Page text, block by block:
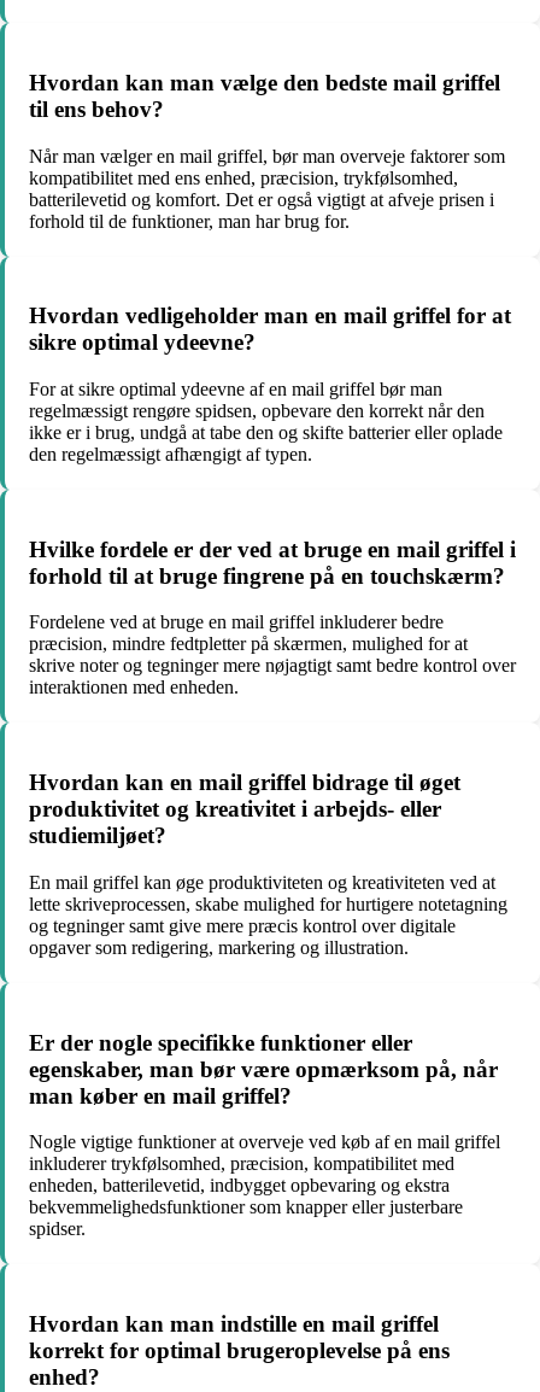
Hvordan kan man vælge den bedste mail griffel
til ens behov?
Når man vælger en mail griffel, bør man overveje faktorer som
kompatibilitet med ens enhed, præcision, trykfølsomhed,
batterilevetid og komfort. Det er også vigtigt at afveje prisen i
forhold til de funktioner, man har brug for.
Hvordan vedligeholder man en mail griffel for at
sikre optimal ydeevne?
For at sikre optimal ydeevne af en mail griffel bør man
regelmæssigt rengøre spidsen, opbevare den korrekt når den
ikke er i brug, undgå at tabe den og skifte batterier eller oplade
den regelmæssigt afhængigt af typen.
Hvilke fordele er der ved at bruge en mail griffel i
forhold til at bruge fingrene på en touchskærm?
Fordelene ved at bruge en mail griffel inkluderer bedre
præcision, mindre fedtpletter på skærmen, mulighed for at
skrive noter og tegninger mere nøjagtigt samt bedre kontrol over
interaktionen med enheden.
Hvordan kan en mail griffel bidrage til øget
produktivitet og kreativitet i arbejds- eller
studiemiljøet?
En mail griffel kan øge produktiviteten og kreativiteten ved at
lette skriveprocessen, skabe mulighed for hurtigere notetagning
og tegninger samt give mere præcis kontrol over digitale
opgaver som redigering, markering og illustration.
Er der nogle specifikke funktioner eller
egenskaber, man bør være opmærksom på, når
man køber en mail griffel?
Nogle vigtige funktioner at overveje ved køb af en mail griffel
inkluderer trykfølsomhed, præcision, kompatibilitet med
enheden, batterilevetid, indbygget opbevaring og ekstra
bekvemmelighedsfunktioner som knapper eller justerbare
spidser.
Hvordan kan man indstille en mail griffel
korrekt for optimal brugeroplevelse på ens
enhed?